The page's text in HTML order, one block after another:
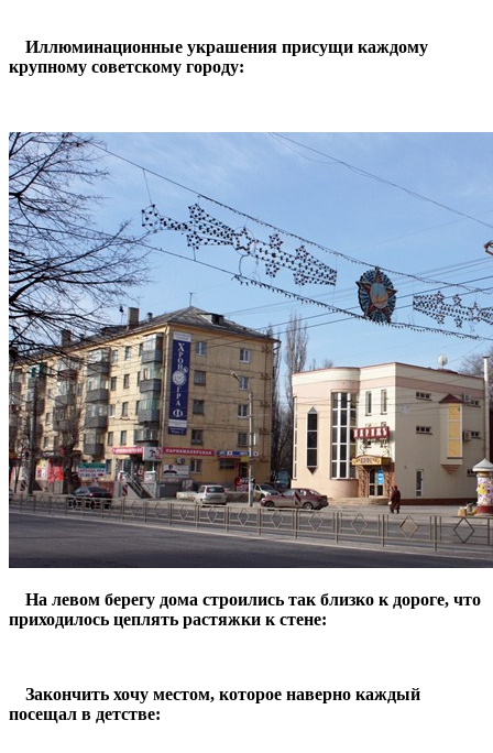
Иллюминационные украшения присущи каждому
крупному советскому городу:
На левом берегу дома строились так близко к дороге, что
приходилось цеплять растяжки к стене:
Закончить хочу местом, которое наверно каждый
посещал в детстве: